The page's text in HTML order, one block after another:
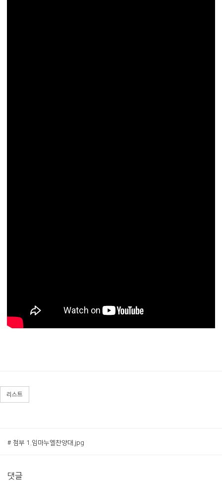
리스트
# 첨부 1.임마누엘찬양대.jpg
댓글